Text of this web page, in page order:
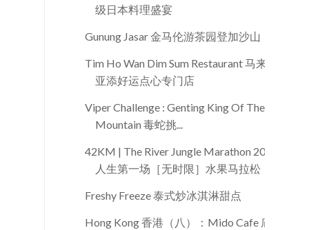
级日本料理盛宴
Gunung Jasar 金马伦游茶园登加沙山
Tim Ho Wan Dim Sum Restaurant 马来西
亚添好运点心专门店
Viper Challenge : Genting King Of The
Mountain 毒蛇挑...
42KM | The River Jungle Marathon 2015
人生第一场［无时限］水果马拉松
Freshy Freeze 泰式炒冰淇淋甜点
Hong Kong 香港（八）：Mido Cafe 庙